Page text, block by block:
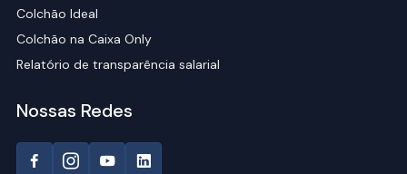
Colchão Ideal
Colchão na Caixa Only
Relatório de transparência salarial
Nossas Redes